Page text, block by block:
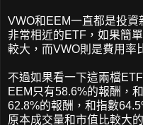
VWO和EEM一直都是投資
非常相近的ETF，如果簡
較大，而VWO則是費用率
不過如果看一下這兩檔
EEM只有58.6%的報酬，
62.8%的報酬，和指數
原本成交量和市值比較大